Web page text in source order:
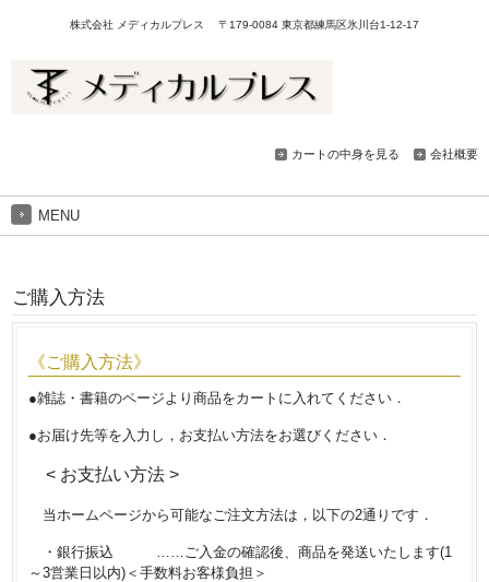
株式会社 メディカルプレス 〒179-0084 東京都練馬区氷川台1-12-17
カートの中身を見る 会社概要
MENU
ご購入方法
《ご購入方法》
●雑誌・書籍のページより商品をカートに入れてください．
●お届け先等を入力し，お支払い方法をお選びください．
< お支払い方法 >
当ホームページから可能なご注文方法は，以下の2通りです．
・銀行振込 ……ご入金の確認後、商品を発送いたします(1
～3営業日以内)＜手数料お客様負担＞